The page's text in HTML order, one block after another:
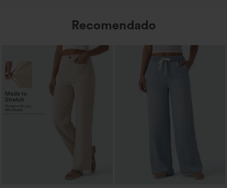
Recomendado